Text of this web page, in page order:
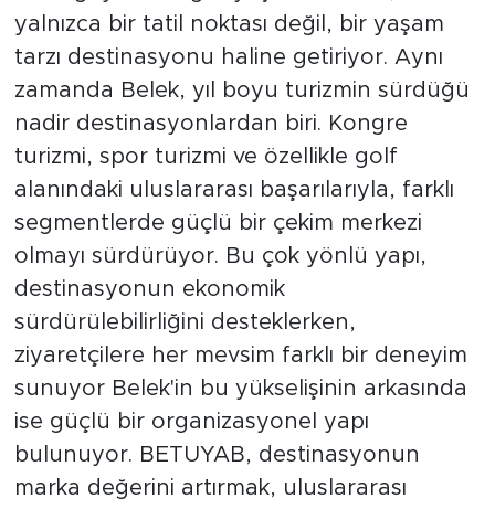
yalnızca bir tatil noktası değil, bir yaşam
tarzı destinasyonu haline getiriyor. Aynı
zamanda Belek, yıl boyu turizmin sürdüğü
nadir destinasyonlardan biri. Kongre
turizmi, spor turizmi ve özellikle golf
alanındaki uluslararası başarılarıyla, farklı
segmentlerde güçlü bir çekim merkezi
olmayı sürdürüyor. Bu çok yönlü yapı,
destinasyonun ekonomik
sürdürülebilirliğini desteklerken,
ziyaretçilere her mevsim farklı bir deneyim
sunuyor Belek'in bu yükselişinin arkasında
ise güçlü bir organizasyonel yapı
bulunuyor. BETUYAB, destinasyonun
marka değerini artırmak, uluslararası